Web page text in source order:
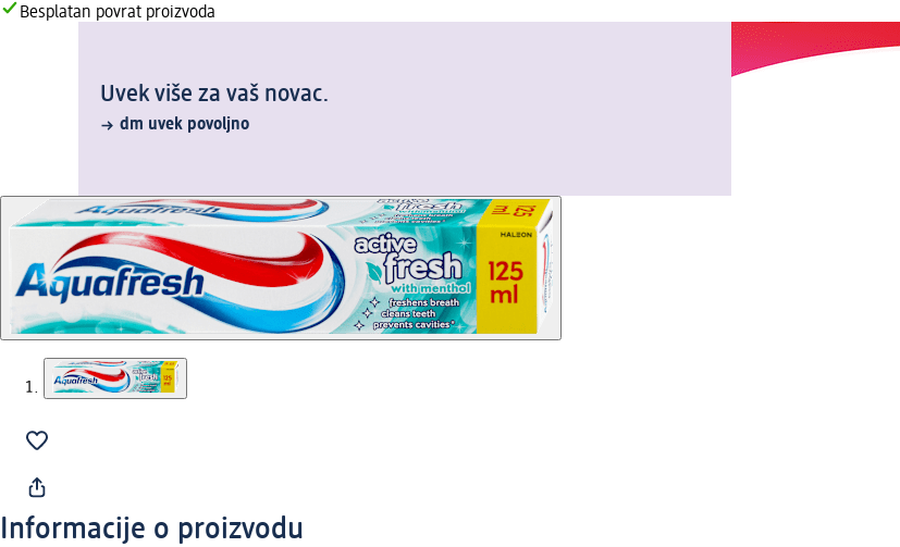
Besplatan povrat proizvoda
Uvek više za vaš novac.
dm uvek povoljno
Informacije o proizvodu